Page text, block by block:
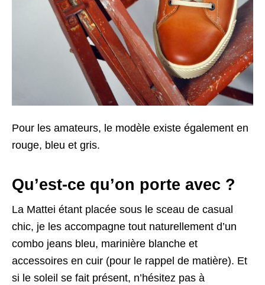
Pour les amateurs, le modèle existe également en
rouge, bleu et gris.
Qu’est-ce qu’on porte avec ?
La Mattei étant placée sous le sceau de casual
chic, je les accompagne tout naturellement d’un
combo jeans bleu, marinière blanche et
accessoires en cuir (pour le rappel de matière). Et
si le soleil se fait présent, n’hésitez pas à